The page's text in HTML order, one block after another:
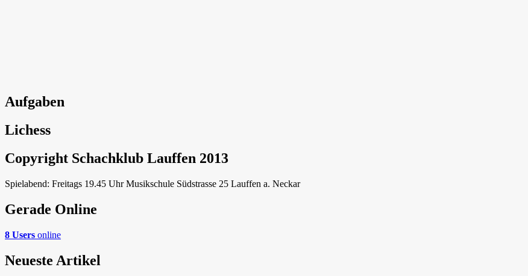
Aufgaben
Lichess
Copyright Schachklub Lauffen 2013
Spielabend: Freitags 19.45 Uhr Musikschule Südstrasse 25 Lauffen a. Neckar
Gerade Online
8 Users online
Neueste Artikel